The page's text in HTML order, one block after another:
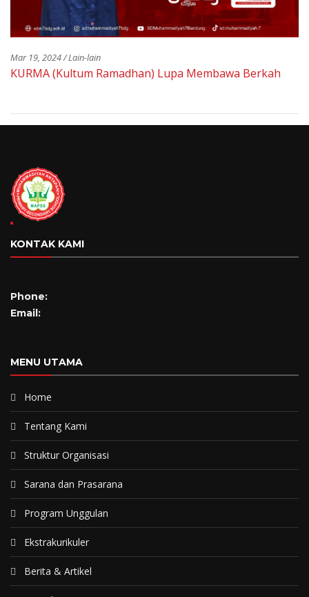
Mar 19, 2024 / Lain-lain
KURMA (Kultum Ramadhan) Lupa Membawa Berkah
KONTAK KAMI
Phone:
Email:
MENU UTAMA
Home
Tentang Kami
Struktur Organisasi
Sarana dan Prasarana
Program Unggulan
Ekstrakurikuler
Berita & Artikel